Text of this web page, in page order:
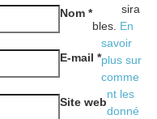
Nom *
E-mail *
Site web
sira
bles. En
savoir
plus sur
comme
nt les
donné